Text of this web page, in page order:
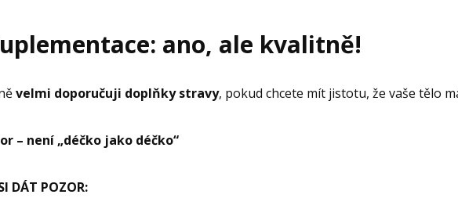
ano, ale kvalitně!
velmi doporučuji doplňky stravy, pokud chcete mít jistotu, že vaše tělo
– není „déčko jako déčko“
DÁT POZOR: